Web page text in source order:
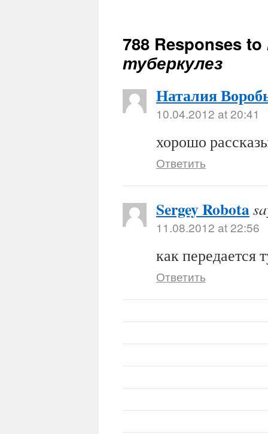
788 Responses to
туберкулез
Наталия
10.04.2012 at 20:41
хорошо
Ответить
Sergey Robota
11.08.2012 at 22:56
как передается
Ответить